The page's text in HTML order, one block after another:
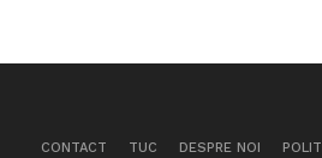
CONTACT TUC DESPRE NOI